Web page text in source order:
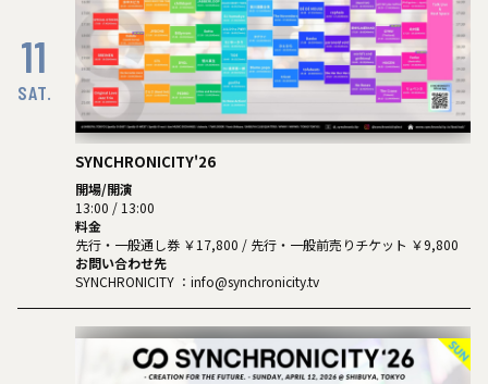
11
SAT.
SYNCHRONICITY'26
開場/開演
13:00 / 13:00
料金
先行・一般通し券 ￥17,800 / 先行・一般前売りチケット ￥9,800
お問い合わせ先
SYNCHRONICITY ：info@synchronicity.tv